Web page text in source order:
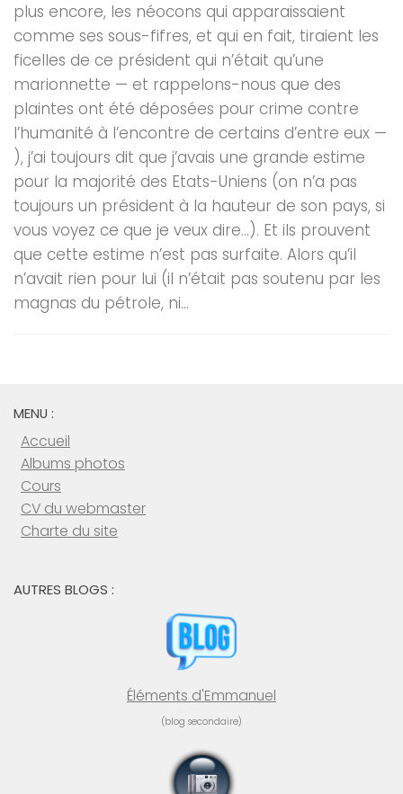
plus encore, les néocons qui apparaissaient
comme ses sous-fifres, et qui en fait, tiraient les
ficelles de ce président qui n’était qu’une
marionnette — et rappelons-nous que des
plaintes ont été déposées pour crime contre
l’humanité à l’encontre de certains d’entre eux —
), j’ai toujours dit que j’avais une grande estime
pour la majorité des Etats-Uniens (on n’a pas
toujours un président à la hauteur de son pays, si
vous voyez ce que je veux dire…). Et ils prouvent
que cette estime n’est pas surfaite. Alors qu’il
n’avait rien pour lui (il n’était pas soutenu par les
magnas du pétrole, ni...
MENU :
Accueil
Albums photos
Cours
CV du webmaster
Charte du site
AUTRES BLOGS :
Éléments d'Emmanuel
(blog secondaire)